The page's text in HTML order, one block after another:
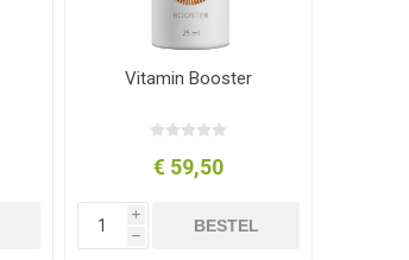
Vitamin Booster
€ 59,50
i
h
BESTEL